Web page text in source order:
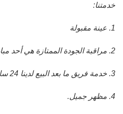
خدمتنا:
1. عينة مقبولة
2. مراقبة الجودة الممتازة هي أحد مبادئنا الرئيسية
3. خدمة فريق ما بعد البيع لدينا 24 ساعة على الإنترنت.
4. مظهر جميل.